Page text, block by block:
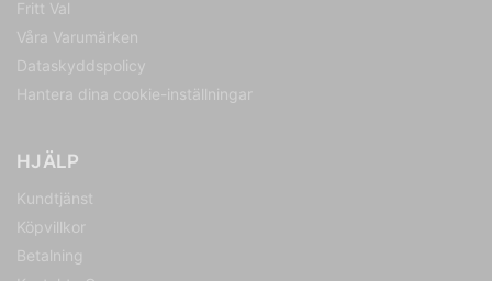
Fritt Val
Våra Varumärken
Dataskyddspolicy
Hantera dina cookie-inställningar
HJÄLP
Kundtjänst
Köpvillkor
Betalning